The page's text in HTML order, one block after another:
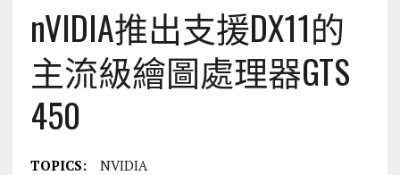
nVIDIA推出支援DX11的
主流級繪圖處理器GTS
450
TOPICS: NVIDIA